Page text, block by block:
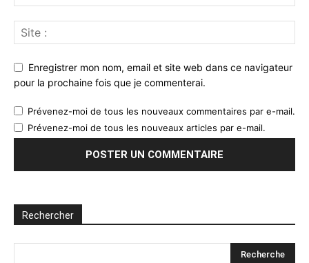
Enregistrer mon nom, email et site web dans ce navigateur
pour la prochaine fois que je commenterai.
Prévenez-moi de tous les nouveaux commentaires par e-mail.
Prévenez-moi de tous les nouveaux articles par e-mail.
Rechercher